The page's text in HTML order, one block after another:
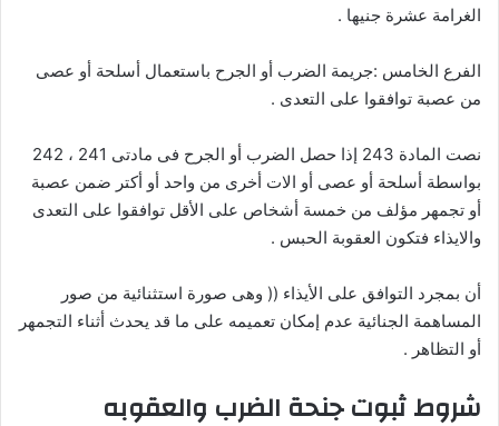
الغرامة عشرة جنيها .
الفرع الخامس :جريمة الضرب أو الجرح باستعمال أسلحة أو عصى
من عصبة توافقوا على التعدى .
نصت المادة 243 إذا حصل الضرب أو الجرح فى مادتى 241 ، 242
بواسطة أسلحة أو عصى أو الات أخرى من واحد أو أكتر ضمن عصبة
أو تجمهر مؤلف من خمسة أشخاص على الأقل توافقوا على التعدى
والايذاء فتكون العقوبة الحبس .
أن بمجرد التوافق على الأيذاء (( وهى صورة استثنائية من صور
المساهمة الجنائية عدم إمكان تعميمه على ما قد يحدث أثناء التجمهر
أو التظاهر .
شروط ثبوت جنحة الضرب والعقوبه